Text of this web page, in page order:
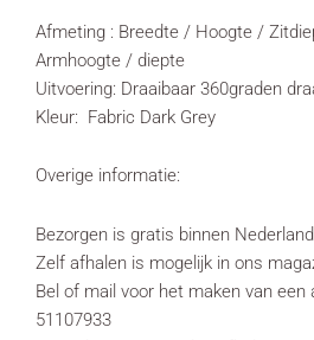
Afmeting : Breedte / Hoogte /
Armhoogte / diepte
Uitvoering: Draaibaar 360graden
Kleur: Fabric Dark Grey
Overige informatie:
Bezorgen is gratis binnen
Zelf afhalen is mogelijk in ons
Bel of mail voor het maken van een
51107933